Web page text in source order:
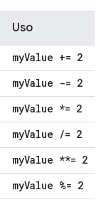
Uso
myValue += 2
myValue -= 2
myValue *= 2
myValue /= 2
myValue **= 2
myValue %= 2